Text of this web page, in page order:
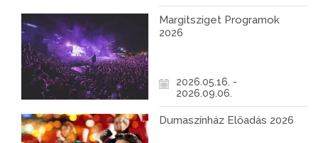
Margitsziget Programok
2026
2026.05.16. -
2026.09.06.
Dumaszínház Előadás 2026